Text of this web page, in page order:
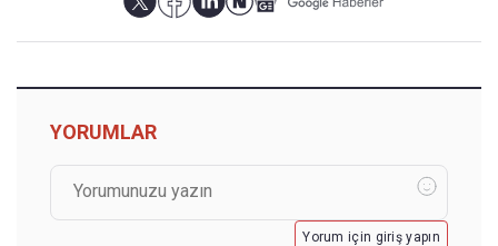
YORUMLAR
Yorum için giriş yapın